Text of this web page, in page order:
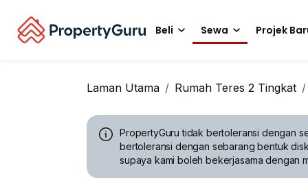
Beli Sewa Projek
Laman Utama Rumah Teres 2 Tingkat
PropertyGuru tidak bertoleransi dengan
bertoleransi dengan sebarang bentuk
supaya kami boleh bekerjasama dengan